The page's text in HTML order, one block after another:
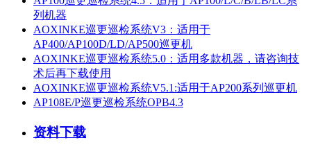
列机器
AOXINKE巡更巡检系统V3：适用于
AP400/AP100D/LD/AP500巡更机
AOXINKE巡更巡检系统5.0：适用多款机器，请咨询技
术后再下载使用
AOXINKE巡更巡检系统V5.1:适用于AP200系列巡更机
AP108E/P巡更巡检系统OPB4.3
资料下载